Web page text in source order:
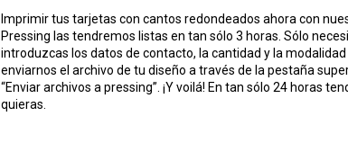
Imprimir tus tarjetas con cantos redondeados ahora con
Pressing las tendremos listas en tan sólo 3 horas. Sólo
introduzcas los datos de contacto, la cantidad y la
enviarnos el archivo de tu diseño a través de la pestaña
“Enviar archivos a pressing”. ¡Y voilá! En tan sólo 24 horas
quieras.